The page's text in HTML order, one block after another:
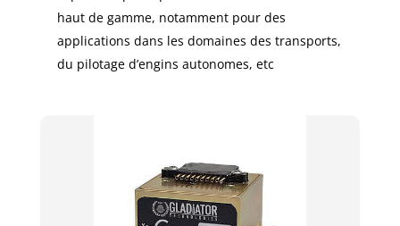
haut de gamme, notamment pour des
applications dans les domaines des transports,
du pilotage d’engins autonomes, etc